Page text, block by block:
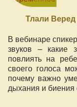
Тлали
В вебинаре
звуков – какие
повлиять на
своего голоса
почему важно
дыхания и биения